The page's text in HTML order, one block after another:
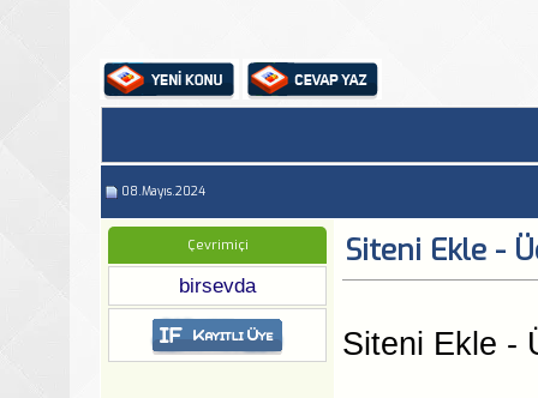
08.Mayıs.2024
Çevrimiçi
birsevda
Siteni Ekle -
Siteni Ekle -